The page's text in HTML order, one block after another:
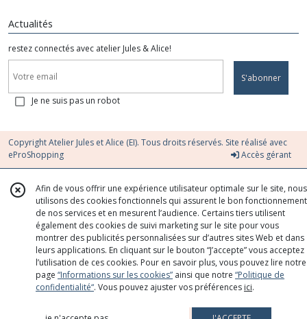
Actualités
restez connectés avec atelier Jules & Alice!
S'abonner
Je ne suis pas un robot
Copyright Atelier Jules et Alice (EI). Tous droits réservés. Site réalisé avec
eProShopping
Accès gérant
Afin de vous offrir une expérience utilisateur optimale sur le site, nous
utilisons des cookies fonctionnels qui assurent le bon fonctionnement
de nos services et en mesurent l’audience. Certains tiers utilisent
également des cookies de suivi marketing sur le site pour vous
montrer des publicités personnalisées sur d’autres sites Web et dans
leurs applications. En cliquant sur le bouton “J’accepte” vous acceptez
l’utilisation de ces cookies. Pour en savoir plus, vous pouvez lire notre
page “Informations sur les cookies” ainsi que notre “Politique de
confidentialité“. Vous pouvez ajuster vos préférences ici.